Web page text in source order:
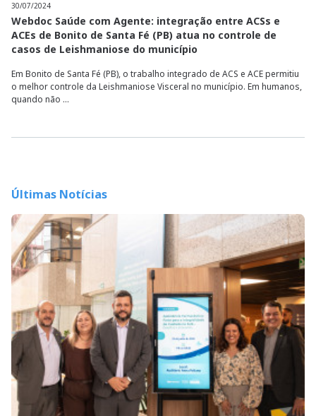
30/07/2024
Webdoc Saúde com Agente: integração entre ACSs e
ACEs de Bonito de Santa Fé (PB) atua no controle de
casos de Leishmaniose do município
Em Bonito de Santa Fé (PB), o trabalho integrado de ACS e ACE permitiu
o melhor controle da Leishmaniose Visceral no município. Em humanos,
quando não ...
Últimas Notícias